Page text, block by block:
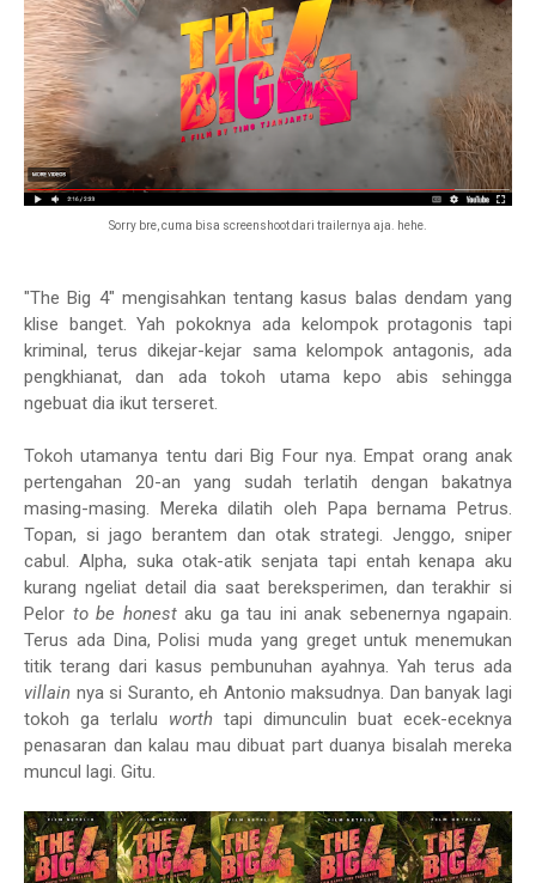
Sorry bre, cuma bisa screenshoot dari trailernya aja. hehe.
"The Big 4" mengisahkan tentang kasus balas dendam yang
klise banget. Yah pokoknya ada kelompok protagonis tapi
kriminal, terus dikejar-kejar sama kelompok antagonis, ada
pengkhianat, dan ada tokoh utama kepo abis sehingga
ngebuat dia ikut terseret.
Tokoh utamanya tentu dari Big Four nya. Empat orang anak
pertengahan 20-an yang sudah terlatih dengan bakatnya
masing-masing. Mereka dilatih oleh Papa bernama Petrus.
Topan, si jago berantem dan otak strategi. Jenggo, sniper
cabul. Alpha, suka otak-atik senjata tapi entah kenapa aku
kurang ngeliat detail dia saat bereksperimen, dan terakhir si
Pelor to be honestaku ga tau ini anak sebenernya ngapain.
Terus ada Dina, Polisi muda yang greget untuk menemukan
titik terang dari kasus pembunuhan ayahnya. Yah terus ada
villain nya si Suranto, eh Antonio maksudnya. Dan banyak lagi
tokoh ga terlalu worth tapi dimunculin buat ecek-eceknya
penasaran dan kalau mau dibuat part duanya bisalah mereka
muncul lagi. Gitu.